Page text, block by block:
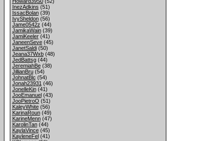
InezAdkins (51)
IssacBolan(39)
IvySheldon(56)
Jame0542z (44)
JamikaWain(39)
JamiKeeler(41)
JaneenSeve(45)
JanetSaldi(50)
Jeana37Wxb(48)
JedBattsg(44)
JeremiahBe(38)
JillianBru(54)
JohnatBlc (54)
Jonah23931 (46)
JonelleKin(41)
JooEmanuel(43)
JooPietroO (51)
KaleyWhite(56)
KarinaRoun(49)
KarineMenn(47)
KarolinTan(44)
KaylaVince(45)
KayleneFel(41)